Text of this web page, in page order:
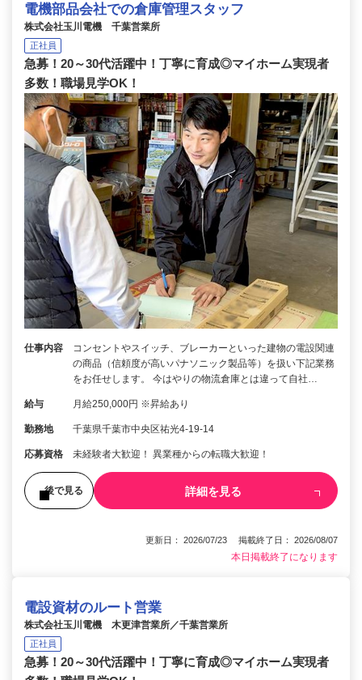
電機部品会社での倉庫管理スタッフ
株式会社玉川電機 千葉営業所
正社員
急募！20～30代活躍中！丁寧に育成◎マイホーム実現者
多数！職場見学OK！
仕事内容
コンセントやスイッチ、ブレーカーといった建物の電設関連
の商品（信頼度が高いパナソニック製品等）を扱い下記業務
をお任せします。 今はやりの物流倉庫とは違って自社…
給与 月給250,000円 ※昇給あり
勤務地 千葉県千葉市中央区祐光4-19-14
応募資格 未経験者大歓迎！ 異業種からの転職大歓迎！
後で見る 詳細を見る
更新日： 2026/07/23 掲載終了日： 2026/08/07
本日掲載終了になります
電設資材のルート営業
株式会社玉川電機 木更津営業所／千葉営業所
正社員
急募！20～30代活躍中！丁寧に育成◎マイホーム実現者